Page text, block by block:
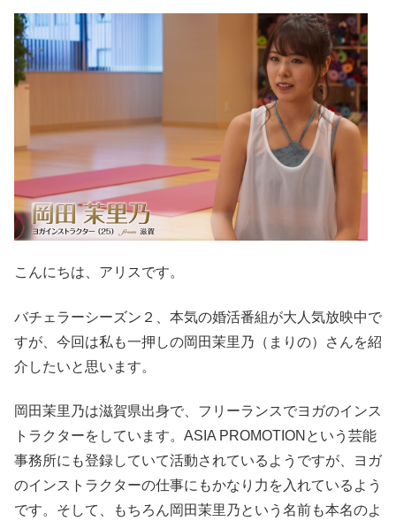
こんにちは、アリスです。
バチェラーシーズン２、本気の婚活番組が大人気放映中で
すが、今回は私も一押しの岡田茉里乃（まりの）さんを紹
介したいと思います。
岡田茉里乃は滋賀県出身で、フリーランスでヨガのインス
トラクターをしています。ASIA PROMOTIONという芸能
事務所にも登録していて活動されているようですが、ヨガ
のインストラクターの仕事にもかなり力を入れているよう
です。そして、もちろん岡田茉里乃という名前も本名のよ